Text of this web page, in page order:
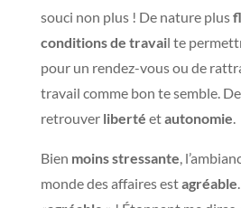
souci non plus ! De nature plus
conditions de travail te
pour un rendez-vous ou de
travail comme bon te semble.
retrouver liberté etautonomie.
Bien moinsstressante,
monde des affaires estagréable